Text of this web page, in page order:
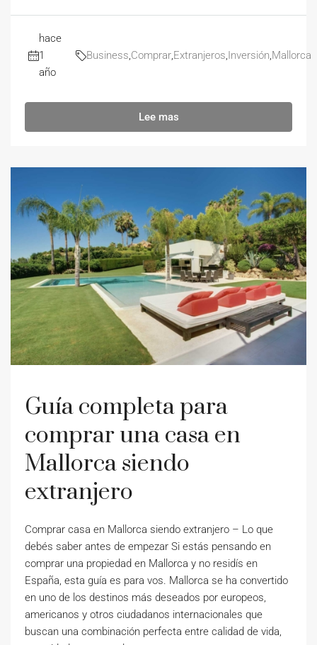
hace
1
año
Business,Comprar,Extranjeros, Inversión,Mallorca
Lee mas
Guía completa para
comprar una casa en
Mallorca siendo
extranjero
Comprar casa en Mallorca siendo extranjero – Lo que
debés saber antes de empezar Si estás pensando en
comprar una propiedad en Mallorca y no residís en
España, esta guía es para vos. Mallorca se ha convertido
en uno de los destinos más deseados por europeos,
americanos y otros ciudadanos internacionales que
buscan una combinación perfecta entre calidad de vida,